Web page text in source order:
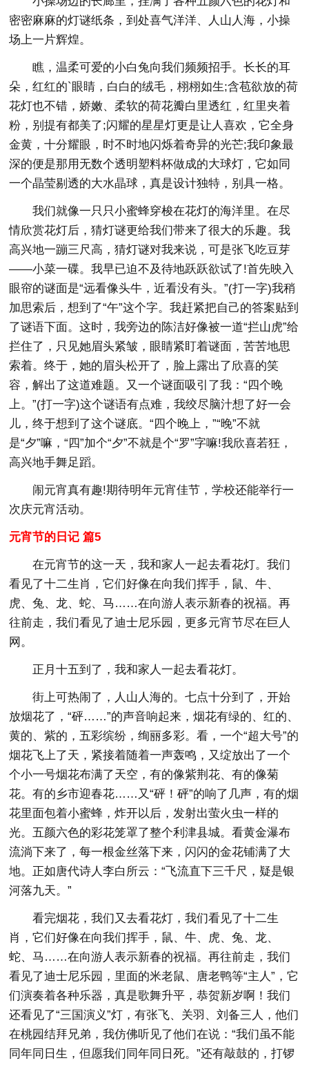
密密麻麻的灯谜纸条，到处喜气洋洋、人山人海，小操
场上一片辉煌。
瞧，温柔可爱的小白兔向我们频频招手。长长的耳
朵，红红的`眼睛，白白的绒毛，栩栩如生;含苞欲放的荷
花灯也不错，娇嫩、柔软的荷花瓣白里透红，红里夹着
粉，别提有都美了;闪耀的星星灯更是让人喜欢，它全身
金黄，十分耀眼，时不时地闪烁着奇异的光芒;我印象最
深的便是那用无数个透明塑料杯做成的大球灯，它如同
一个晶莹剔透的大水晶球，真是设计独特，别具一格。
我们就像一只只小蜜蜂穿梭在花灯的海洋里。在尽
情欣赏花灯后，猜灯谜更给我们带来了很大的乐趣。我
高兴地一蹦三尺高，猜灯谜对我来说，可是张飞吃豆芽
——小菜一碟。我早已迫不及待地跃跃欲试了!首先映入
眼帘的谜面是“远看像头牛，近看没有头。”(打一字)我稍
加思索后，想到了“午”这个字。我赶紧把自己的答案贴到
了谜语下面。这时，我旁边的陈洁好像被一道“拦山虎”给
拦住了，只见她眉头紧皱，眼睛紧盯着谜面，苦苦地思
索着。终于，她的眉头松开了，脸上露出了欣喜的笑
容，解出了这道难题。又一个谜面吸引了我：“四个晚
上。”(打一字)这个谜语有点难，我绞尽脑汁想了好一会
儿，终于想到了这个谜底。“四个晚上，”“晚”不就
是“夕”嘛，“四”加个“夕”不就是个“罗”字嘛!我欣喜若狂，
高兴地手舞足蹈。
闹元宵真有趣!期待明年元宵佳节，学校还能举行一
次庆元宵活动。
元宵节的日记 篇5
在元宵节的这一天，我和家人一起去看花灯。我们
看见了十二生肖，它们好像在向我们挥手，鼠、牛、
虎、兔、龙、蛇、马……在向游人表示新春的祝福。再
往前走，我们看见了迪士尼乐园，更多元宵节尽在巨人
网。
正月十五到了，我和家人一起去看花灯。
街上可热闹了，人山人海的。七点十分到了，开始
放烟花了，“砰……”的声音响起来，烟花有绿的、红的、
黄的、紫的，五彩缤纷，绚丽多彩。看，一个“超大号”的
烟花飞上了天，紧接着随着一声轰鸣，又绽放出了一个
个小一号烟花布满了天空，有的像紫荆花、有的像菊
花。有的乡市迎春花……又“砰！砰”的响了几声，有的烟
花里面包着小蜜蜂，炸开以后，发射出萤火虫一样的
光。五颜六色的彩花笼罩了整个利津县城。看黄金瀑布
流淌下来了，每一根金丝落下来，闪闪的金花铺满了大
地。正如唐代诗人李白所云：“飞流直下三千尺，疑是银
河落九天。”
看完烟花，我们又去看花灯，我们看见了十二生
肖，它们好像在向我们挥手，鼠、牛、虎、兔、龙、
蛇、马……在向游人表示新春的祝福。再往前走，我们
看见了迪士尼乐园，里面的米老鼠、唐老鸭等“主人”，它
们演奏着各种乐器，真是歌舞升平，恭贺新岁啊！我们
还看见了“三国演义”灯，有张飞、关羽、刘备三人，他们
在桃园结拜兄弟，我仿佛听见了他们在说：“我们虽不能
同年同日生，但愿我们同年同日死。”还有敲鼓的，打锣